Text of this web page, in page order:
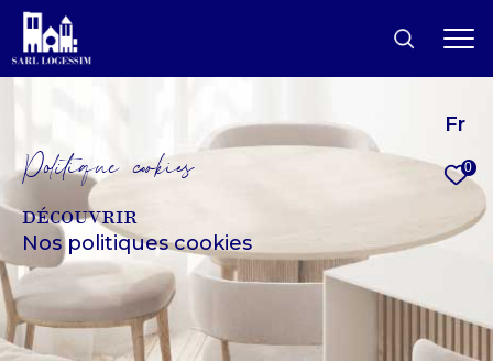
Fr
0
Poiique cokie
DÉCOUVRIR
Nos politiques cookies